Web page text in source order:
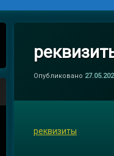
Опубликовано
реквизиты